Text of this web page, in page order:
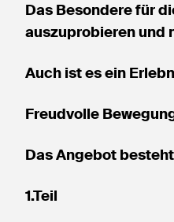
Das Besondere für
auszuprobieren und
Auch ist es ein
Freudvolle
Das Angebot
1.Teil